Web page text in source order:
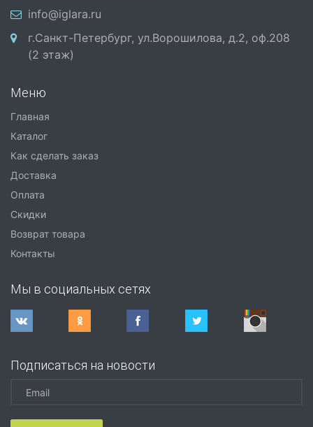
info@iglara.ru
г.Санкт-Петербург, ул.Ворошилова, д.2, оф.208
(2 этаж)
Меню
Главная
Каталог
Как сделать заказ
Доставка
Оплата
Скидки
Возврат товара
Контакты
Мы в социальных сетях
Подписаться на новости